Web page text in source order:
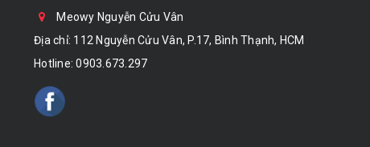
Meowy Nguyễn Cửu Vân
Địa chỉ: 112 Nguyễn Cửu Vân, P.17, Bình Thạnh, HCM
Hotline:0903.673.297